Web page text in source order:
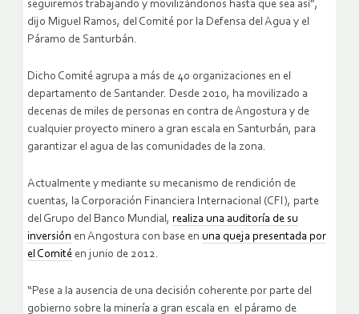
seguiremos trabajando y movilizándonos hasta que sea así”,
dijo Miguel Ramos, del Comité por la Defensa del Agua y el
Páramo de Santurbán.
Dicho Comité agrupa a más de 40 organizaciones en el
departamento de Santander. Desde 2010, ha movilizado a
decenas de miles de personas en contra de Angostura y de
cualquier proyecto minero a gran escala en Santurbán, para
garantizar el agua de las comunidades de la zona.
Actualmente y mediante su mecanismo de rendición de
cuentas, la Corporación Financiera Internacional (CFI), parte
del Grupo del Banco Mundial, realiza una auditoría de su
inversión en Angostura con base en una queja presentada por
el Comité en junio de 2012.
“Pese a la ausencia de una decisión coherente por parte del
gobierno sobre la minería a gran escala en el páramo de